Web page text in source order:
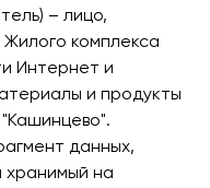
– лицо,
комплекса
Интернет и
и продукты
данных,
хранимый на